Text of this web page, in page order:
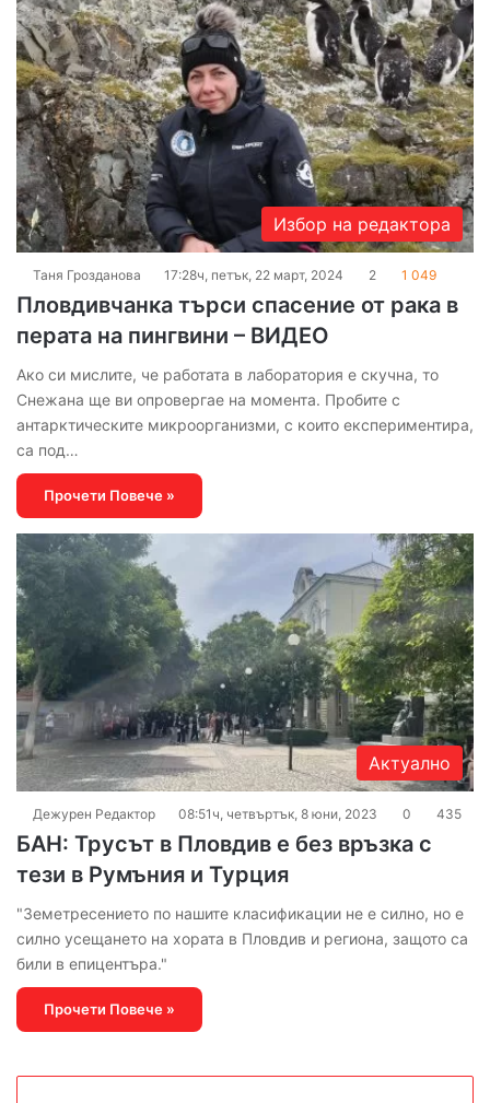
Избор на редактора
Таня Грозданова 17:28ч, петък, 22 март, 2024 2 1 049
Пловдивчанка търси спасение от рака в
перата на пингвини – ВИДЕО
Ако си мислите, че работата в лаборатория е скучна, то
Снежана ще ви опровергае на момента. Пробите с
антарктическите микроорганизми, с които експериментира,
са под…
Прочети Повече »
Актуално
Дежурен Редактор 08:51ч, четвъртък, 8 юни, 2023 0 435
БАН: Трусът в Пловдив е без връзка с
тези в Румъния и Турция
"Земетресението по нашите класификации не е силно, но е
силно усещането на хората в Пловдив и региона, защото са
били в епицентъра."
Прочети Повече »